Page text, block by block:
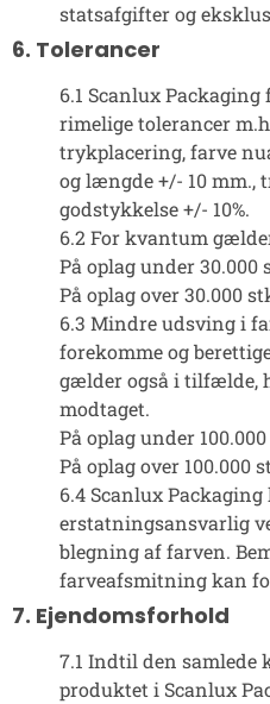
statsafgifter og
6. Tolerancer
6.1 Scanlux
rimelige tolerancer
trykplacering, farve
og længde +/- 10 mm.,
godstykkelse +/- 10%.
6.2 For kvantum
På oplag under 30.000
På oplag over 30.000
6.3 Mindre udsving i
forekomme og
gælder også i tilfælde,
modtaget.
På oplag under 100.000
På oplag over 100.000
6.4 Scanlux
erstatningsansvarlig
blegning af farven.
farveafsmitning kan
7. Ejendomsforhold
7.1 Indtil den samlede
produktet i Scanlux